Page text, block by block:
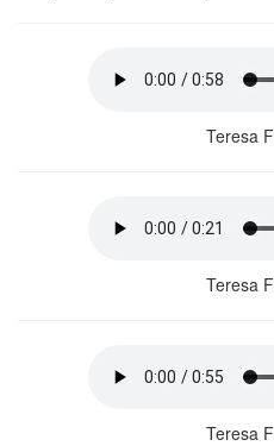
Teresa
Teresa
Teresa